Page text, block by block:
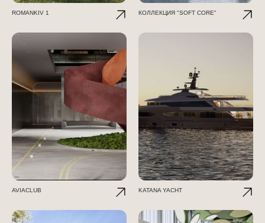
ROMANKIV 1 КОЛЛЕКЦИЯ "SOFT CORE"
AVIACLUB KATANA YACHT